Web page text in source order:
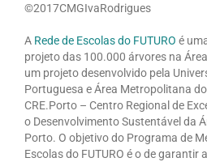
©2017CMGIvaRodrigues
A Rede de Escolas do FUTURO é
projeto das 100.000 árvores na
um projeto desenvolvido pela
Portuguesa e Área Metropolitana
CRE.Porto – Centro Regional de
o Desenvolvimento Sustentável da
Porto. O objetivo do Programa de
Escolas do FUTURO é o de garantir